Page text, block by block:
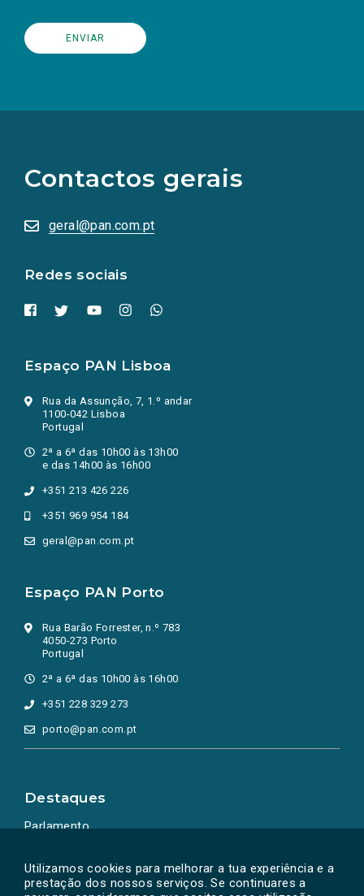
Utilizamos cookies para melhorar a tua experiência e a
prestação dos nossos serviços. Se continuares a
Contactos gerais
geral@pan.com.pt
Redes sociais
redes
sociais
numa
nova
Espaço PAN Lisboa
Rua da Assunção, 7, 1.º andar
1100-042 Lisboa
Portugal
2ª a 6ª das 10h00 às 13h00
e das 14h00 às 16h00
+351 213 426 226
+351 969 954 184
geral@pan.com.pt
Espaço PAN Porto
Rua Barão Forrester, n.º 783
4050-273 Porto
Portugal
2ª a 6ª das 10h00 às 16h00
+351 228 329 273
porto@pan.com.pt
Destaques
Parlamento